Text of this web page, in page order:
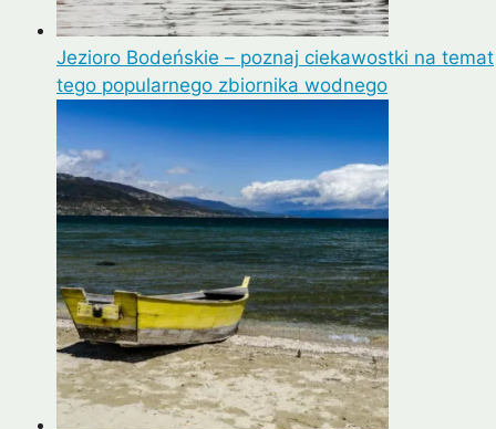
Jezioro Bodeńskie – poznaj ciekawostki na temat
tego popularnego zbiornika wodnego